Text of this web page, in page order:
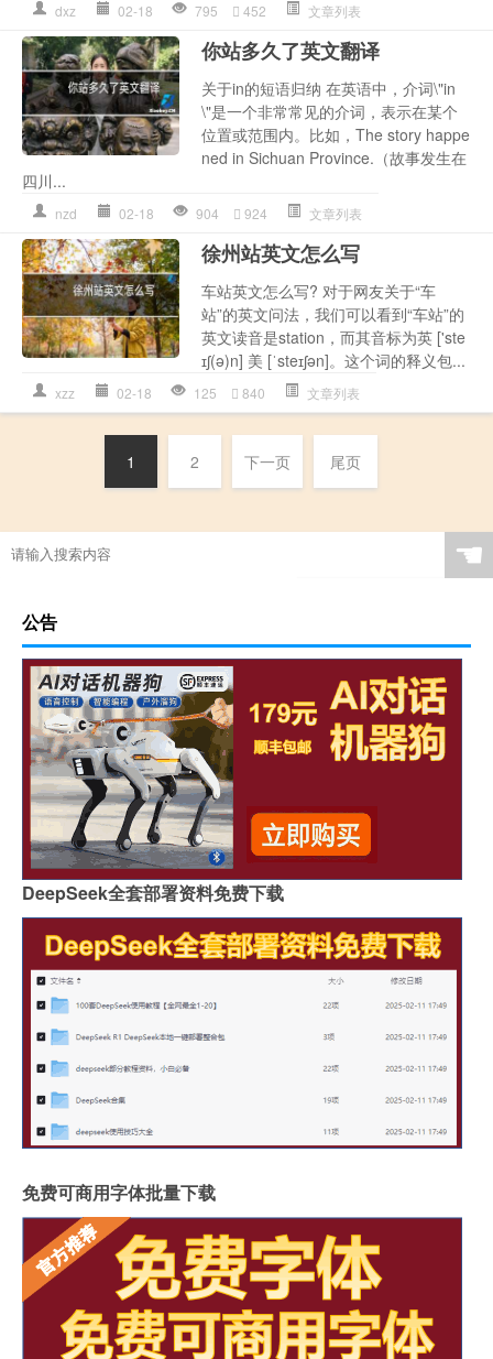
dxz 02-18 795 452 文章列表
你站多久了英文翻译
关于in的短语归纳 在英语中，介词\"in
\"是一个非常常见的介词，表示在某个
位置或范围内。比如，The story happe
ned in Sichuan Province.（故事发生在
四川...
nzd 02-18 904 924 文章列表
徐州站英文怎么写
车站英文怎么写? 对于网友关于“车
站”的英文问法，我们可以看到“车站”的
英文读音是station，而其音标为英 ['ste
ɪʃ(ə)n] 美 [ˈsteɪʃən]。这个词的释义包...
xzz 02-18 125 840 文章列表
1 2 下一页 尾页
☚
公告
DeepSeek全套部署资料免费下载
免费可商用字体批量下载